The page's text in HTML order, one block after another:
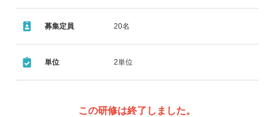
募集定員 20名
単位 2単位
この研修は終了しました。